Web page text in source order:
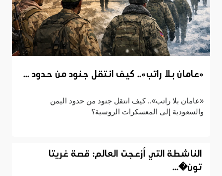
«عامان بلا راتب».. كيف انتقل جنود من حدود ...
«عامان بلا راتب».. كيف انتقل جنود من حدود اليمن
والسعودية إلى المعسكرات الروسية؟
الناشطة التي أزعجت العالم: قصة غريتا
تون�...